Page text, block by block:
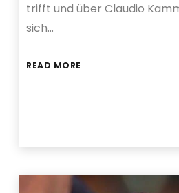
trifft und über Claudio
sich…
READ MORE